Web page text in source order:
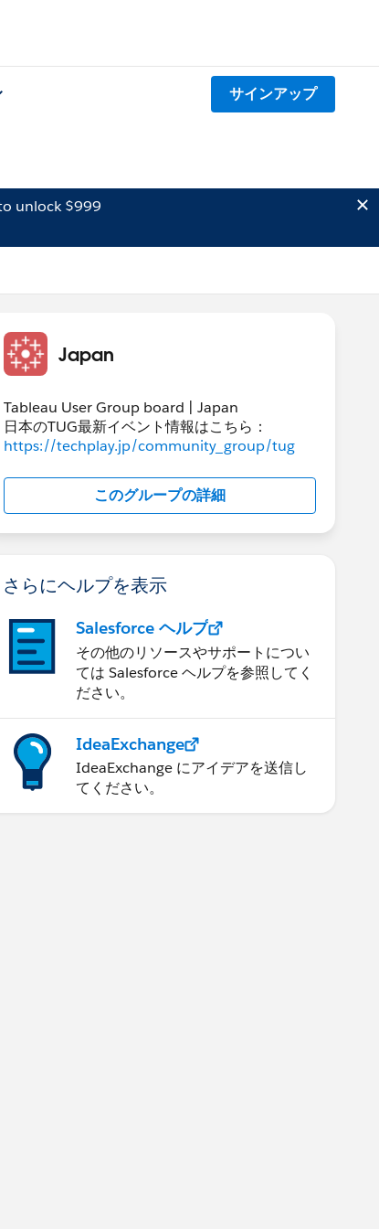
サインアップ
unlock $999
Japan
Tableau User Group board | Japan
日本のTUG最新イベント情報はこちら：
https://techplay.jp/community_group/tug
このグループの詳細
さらにヘルプを表示
Salesforce ヘルプ
その他のリソースやサポートについ
ては Salesforce ヘルプを参照してく
ださい。
IdeaExchange
IdeaExchange にアイデアを送信し
てください。